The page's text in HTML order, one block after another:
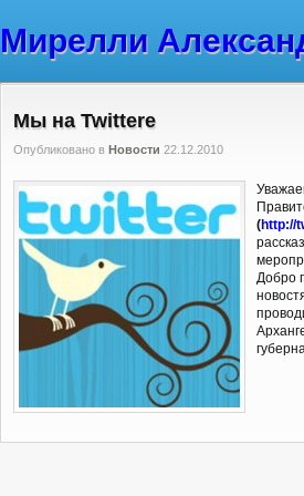
Мирелли
Мы на Twitterе
Опубликовано в Новости 22.12.2010
(http://
Добро